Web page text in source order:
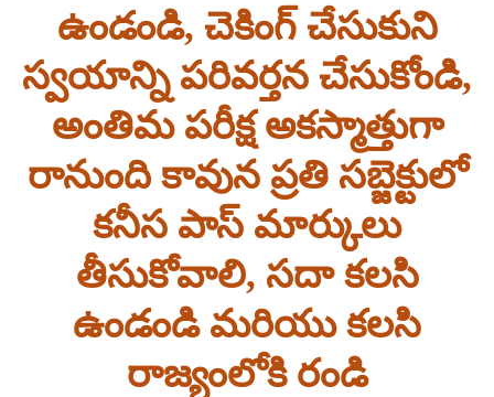
ఉండండి, చెకింగ్ చేసుకుని
స్వయాన్ని పరివర్తన చేసుకోండి,
అంతిమ పరీక్ష అకస్మాత్తుగా
రానుంది కావున ప్రతి సబ్జెక్టులో
కనీస పాస్ మార్కులు
తీసుకోవాలి, సదా కలసి
ఉండండి మరియు కలసి
రాజ్యంలోకి రండి